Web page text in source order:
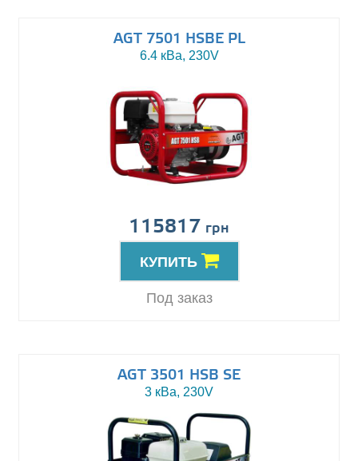
AGT 7501 HSBE PL
6.4 кВа, 230V
115817 грн
КУПИТЬ
Под заказ
AGT 3501 HSB SE
3 кВа, 230V